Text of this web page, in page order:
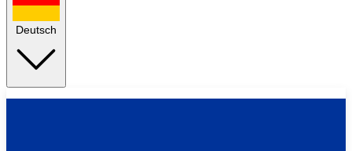
Deutsch